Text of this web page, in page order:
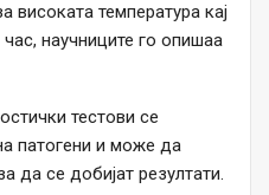
високата температура кај
научниците го опишаа
тестови се
патогени и може да
да се добијат резултати.